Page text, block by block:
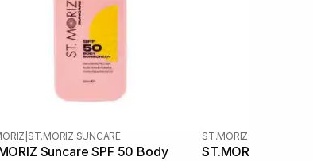
ST.MORIZ SUNCARE
Suncare SPF 50 Body
ST.MORIZ
ST.MORIZ